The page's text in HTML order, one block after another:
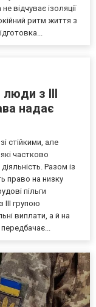
відчуває ізоляції
ритм життя з
люди з III
надає
стійкими, але
частково
Разом із
право на низку
пільги
III групою
виплати, а й на